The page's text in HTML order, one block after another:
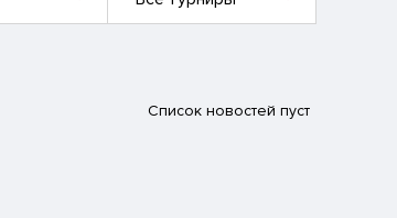
Список новостей пуст